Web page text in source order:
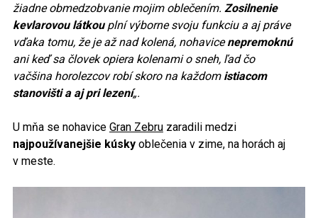
žiadne obmedzobvanie mojim oblečením. Zosilnenie
kevlarovou látkouplní výborne svoju funkciu a aj práve
vďaka tomu, že je až nad kolená, nohavicenepremoknú
ani keď sa človek opiera kolenami o sneh, ľad čo
vačšina horolezcov robí skoro na každom istiacom
stanovišti a aj pri lezení„.
U mňa se nohavice Gran Zebruzaradili medzi
najpoužívanejšie kúskyoblečenia v zime, na horách aj
v meste.